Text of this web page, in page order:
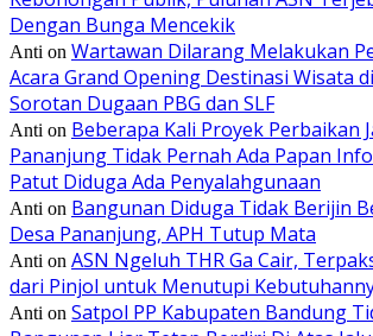
Dengan Bunga Mencekik
Anti on Wartawan Dilarang Melakukan
Acara Grand Opening Destinasi Wisata
Sorotan Dugaan PBG dan SLF
Anti on Beberapa Kali Proyek Perbaikan
Pananjung Tidak Pernah Ada Papan
Patut Diduga Ada Penyalahgunaan
Anti on Bangunan Diduga Tidak Berijin
Desa Pananjung, APH Tutup Mata
Anti on ASN Ngeluh THR Ga Cair,
dari Pinjol untuk Menutupi
Anti on Satpol PP Kabupaten Bandung